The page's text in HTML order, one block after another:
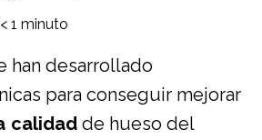
< 1 minuto
han desarrollado
para conseguir mejorar
calidad de hueso del